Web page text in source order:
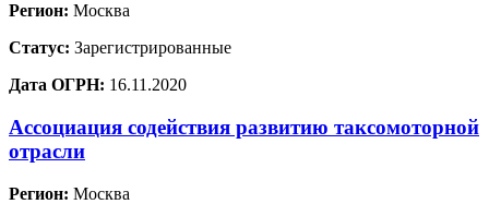
Регион: Москва
Статус: Зарегистрированные
Дата ОГРН: 16.11.2020
Ассоциация содействия развитию таксомоторной
отрасли
Регион: Москва